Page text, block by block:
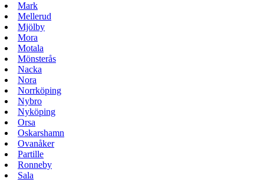
Mark
Mellerud
Mjölby
Mora
Motala
Mönsterås
Nacka
Nora
Norrköping
Nybro
Nyköping
Orsa
Oskarshamn
Ovanåker
Partille
Ronneby
Sala